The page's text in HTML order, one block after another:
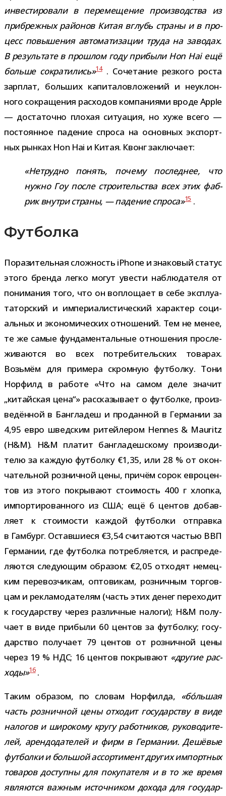
инве­сти­ро­вали в пере­ме­ще­ние про­из­вод­ства из
при­бреж­ных рай­о­нов Китая вглубь страны и в про­
цесс повы­ше­ния авто­ма­ти­за­ции труда на заво­дах.
В резуль­тате в про­шлом году при­были Hon Hai ещё
больше сокра­ти­лись»14. Сочетание рез­кого роста
зар­плат, боль­ших капи­та­ло­вло­же­ний и неуклон­
ного сокра­ще­ния рас­хо­дов ком­па­ни­ями вроде Apple
— доста­точно пло­хая ситу­а­ция, но хуже всего —
посто­ян­ное паде­ние спроса на основ­ных экс­порт­
ных рын­ках Hon Hai и Китая. Квонг заключает:
«Нетрудно понять, почему послед­нее, что
нужно Гоу после стро­и­тель­ства всех этих фаб­
рик внутри страны, — паде­ние спроса»15 .
Футболка
Поразительная слож­ность iPhone и зна­ко­вый ста­тус
этого бренда легко могут уве­сти наблю­да­теля от
пони­ма­ния того, что он вопло­щает в себе экс­плу­а­
та­тор­ский и импе­ри­а­ли­сти­че­ский харак­тер соци­
аль­ных и эко­но­ми­че­ских отно­ше­ний. Тем не менее,
те же самые фун­да­мен­таль­ные отно­ше­ния про­сле­
жи­ва­ются во всех потре­би­тель­ских това­рах.
Возьмём для при­мера скром­ную фут­болку. Тони
Норфилд в работе «Что на самом деле зна­чит
„китай­ская цена“» рас­ска­зы­вает о фут­болке, про­из­
ве­дён­ной в Бангладеш и про­дан­ной в Германии за
4,95 евро швед­ским ритей­ле­ром Hennes & Mauritz
(H&M). H&M пла­тит бан­гла­деш­скому про­из­во­ди­
телю за каж­дую фут­болку €1,35, или 28 % от окон­
ча­тель­ной роз­нич­ной цены, при­чём сорок евро­цен­
тов из этого покры­вают сто­и­мость 400 г хлопка,
импор­ти­ро­ван­ного из США; ещё 6 цен­тов добав­
ляет к сто­и­мо­сти каж­дой фут­болки отправка
в Гамбург. Оставшиеся €3,54 счи­та­ются частью ВВП
Германии, где фут­болка потреб­ля­ется, и рас­пре­де­
ля­ются сле­ду­ю­щим обра­зом: €2,05 отхо­дят немец­
ким пере­воз­чи­кам, опто­ви­кам, роз­нич­ным тор­гов­
цам и рекла­мо­да­те­лям (часть этих денег пере­хо­дит
к госу­дар­ству через раз­лич­ные налоги); H&M полу­
чает в виде при­были 60 цен­тов за фут­болку; госу­
дар­ство полу­чает 79 цен­тов от роз­нич­ной цены
через 19 % НДС; 16 цен­тов покры­вают «дру­гие рас­
ходы»16.
Таким обра­зом, по сло­вам Норфилда, «бóль­шая
часть роз­нич­ной цены отхо­дит госу­дар­ству в виде
нало­гов и широ­кому кругу работ­ни­ков, руко­во­ди­те­
лей, арен­до­да­те­лей и фирм в Германии. Дешёвые
фут­болки и боль­шой ассор­ти­мент дру­гих импорт­ных
това­ров доступны для поку­па­теля и в то же время
явля­ются важ­ным источ­ни­ком дохода для госу­дар­